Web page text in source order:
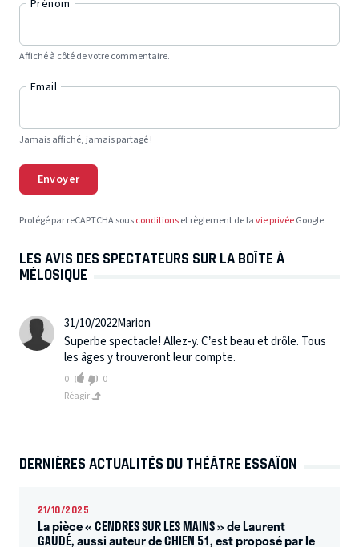
Prénom
Affiché à côté de votre commentaire.
Email
Jamais affiché, jamais partagé !
Envoyer
Protégé par reCAPTCHA sousconditionset règlement de lavie privéeGoogle.
LES AVIS DES SPECTATEURS SUR LA BOÎTE À
MÉLOSIQUE
31/10/2022Marion
Superbe spectacle! Allez-y. C’est beau et drôle. Tous
les âges y trouveront leur compte.
0
0
Réagir
DERNIÈRES ACTUALITÉS DU THÉÂTRE ESSAÏON
21/10/2025
La pièce « CENDRES SUR LES MAINS » de Laurent
GAUDÉ, aussi auteur de CHIEN 51, est proposé par le